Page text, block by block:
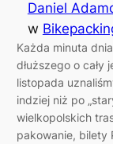
Daniel
w
Każda minuta
dłuższego o
listopada
indziej niż po
wielkopolskich
pakowanie, bilety